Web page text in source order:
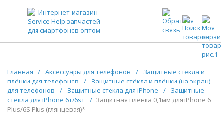
ЗАПЧАСТИ ДЛЯ ТЕЛЕФОНОВ ОПТОМ
Главная / Аксессуары для телефонов /
Защитные стёкла и
плёнки для телефонов
/
Защитные стёкла и плёнки (на экран)
для телефонов
/ Защитные стекла для iPhone /
Защитные
стекла для iPhone 6+/6s+ / Защитная плёнка 0,1мм для iPhone 6
Plus/6S Plus (глянцевая)*